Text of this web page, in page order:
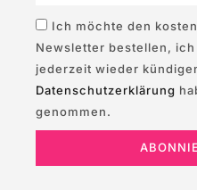
Ich möchte den
Newsletter bestellen, ich
jederzeit wieder
Datenschutzerklärung
genommen.